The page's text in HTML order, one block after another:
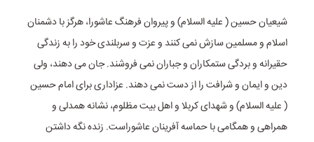
شیعیان حسین ( علیه السلام) و پیروان فرهنگ عاشورا، هرگز با دشمنان
اسلام و مسلمین سازش نمی کنند و عزت و سربلندی خود را به زندگی
حقیرانه و بردگی ستمکاران و جباران نمی فروشند. جان می دهند، ولی
دین و ایمان و شرافت را از دست نمی دهند. عزاداری برای امام حسین
( علیه السلام) و شهدای کربلا و اهل بیت مظلوم، نشانه همدلی و
همراهی و همگامی با حماسه آفرینان عاشوراست. زنده نگه داشتن